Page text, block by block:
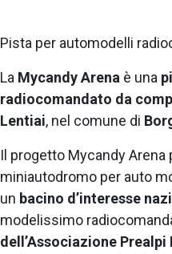
Pista per automodelli
La Mycandy Arena è una
radiocomandato da
Lentiai, nel comune di
Il progetto Mycandy Arena
miniautodromo per auto
un bacino d’interesse
modelissimo
dell’Associazione Prealpi